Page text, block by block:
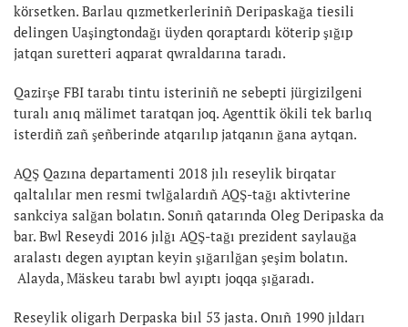
körsetken. Barlau qızmetkerleriniñ Deripaskağa tiesili
delingen Uaşingtondağı üyden qoraptardı köterip şığıp
jatqan suretteri aqparat qwraldarına taradı.
Qazirşe FBI tarabı tintu isteriniñ ne sebepti jürgizilgeni
turalı anıq mälimet taratqan joq. Agenttik ökili tek barlıq
isterdiñ zañ şeñberinde atqarılıp jatqanın ğana aytqan.
AQŞ Qazına departamenti 2018 jılı reseylik birqatar
qaltalılar men resmi twlğalardıñ AQŞ-tağı aktivterine
sankciya salğan bolatın. Sonıñ qatarında Oleg Deripaska da
bar. Bwl Reseydi 2016 jılğı AQŞ-tağı prezident saylauğa
aralastı degen ayıptan keyin şığarılğan şeşim bolatın.
Alayda, Mäskeu tarabı bwl ayıptı joqqa şığaradı.
Reseylik oligarh Derpaska biıl 53 jasta. Onıñ 1990 jıldarı